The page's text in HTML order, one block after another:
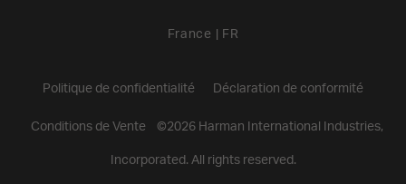
France FR
Politique de confidentialité Déclaration de conformité
Conditions de Vente ©2026Harman International Industries,
Incorporated. All rights reserved.